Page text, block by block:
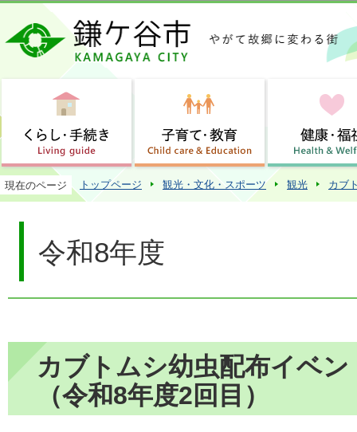
この
現在のページ トップページ 観光・文化・スポーツ 観光 カブ
令和8年度
カブトムシ幼虫配布イベ
（令和8年度2回目）